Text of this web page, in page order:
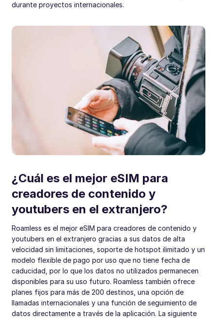
durante proyectos internacionales.
¿Cuál es el mejor eSIM para
creadores de contenido y
youtubers en el extranjero?
Roamless es el mejor eSIM para creadores de contenido y
youtubers en el extranjero gracias a sus datos de alta
velocidad sin limitaciones, soporte de hotspot ilimitado y un
modelo flexible de pago por uso que no tiene fecha de
caducidad, por lo que los datos no utilizados permanecen
disponibles para su uso futuro. Roamless también ofrece
planes fijos para más de 200 destinos, una opción de
llamadas internacionales y una función de seguimiento de
datos directamente a través de la aplicación. La siguiente